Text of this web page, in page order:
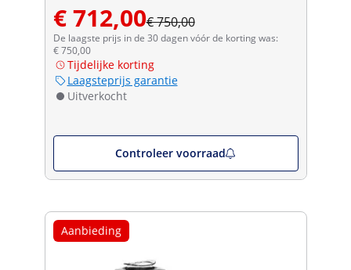
€ 712,00€ 750,00
De laagste prijs in de 30 dagen vóór de korting was:
€ 750,00
Tijdelijke korting
Laagsteprijs garantie
Uitverkocht
Controleer voorraad
Aanbieding